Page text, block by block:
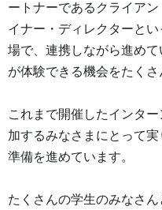
ートナーであるクライア
イナー・ディレクターと
場で、連携しながら進め
が体験できる機会をたくさ
これまで開催したインタ
加するみなさまにとって
準備を進めています。
たくさんの学生のみなさ